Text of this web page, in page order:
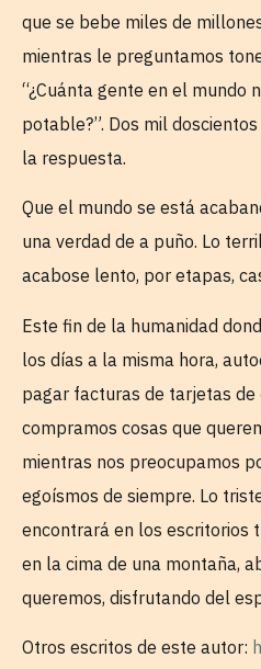
que se bebe miles de
mientras le preguntamos
“¿Cuánta gente en el mundo
potable?”. Dos mil
la respuesta.
Que el mundo se está
una verdad de a puño. Lo
acabose lento, por etapas,
Este fin de la humanidad
los días a la misma hora,
pagar facturas de tarjetas de
compramos cosas que
mientras nos preocupamos
egoísmos de siempre. Lo
encontrará en los escritorios
en la cima de una montaña,
queremos, disfrutando del
Otros escritos de este autor: